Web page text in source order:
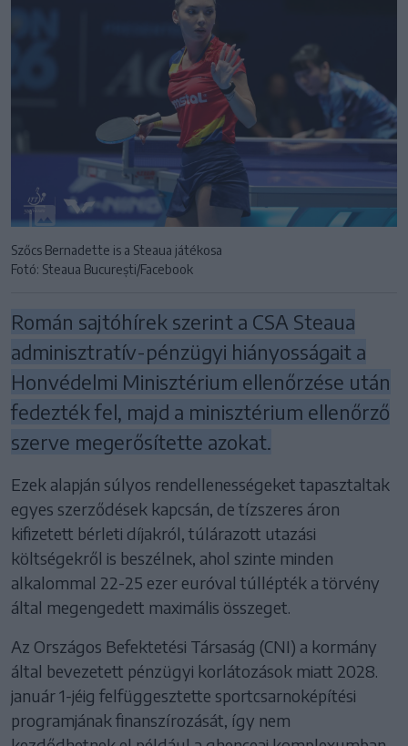
Szőcs Bernadette is a Steaua játékosa
Fotó: Steaua București /Facebook
Román sajtóhírek szerint a CSA Steaua
adminisztratív-pénzügyi hiányosságait a
Honvédelmi Minisztérium ellenőrzése után
fedezték fel, majd a minisztérium ellenőrző
szerve megerősítette azokat.
Ezek alapján súlyos rendellenességeket tapasztaltak
egyes szerződések kapcsán, de tízszeres áron
kifizetett bérleti díjakról, túlárazott utazási
költségekről is beszélnek, ahol szinte minden
alkalommal 22-25 ezer euróval túllépték a törvény
által megengedett maximális összeget.
Az Országos Befektetési Társaság (CNI) a kormány
által bevezetett pénzügyi korlátozások miatt 2028.
január 1-jéig felfüggesztette sportcsarnoképítési
programjának finanszírozását, így nem